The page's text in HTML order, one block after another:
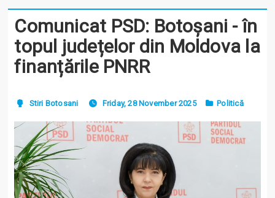
Comunicat PSD: Botoșani - în
topul județelor din Moldova la
finanțările PNRR
Stiri Botosani Friday, 28 November 2025 Politică